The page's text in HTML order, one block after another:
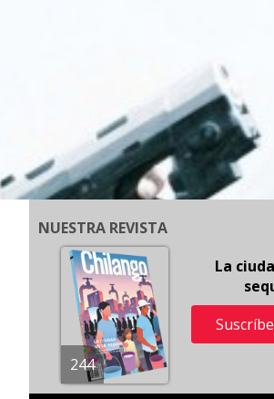
NUESTRA REVISTA
244
La